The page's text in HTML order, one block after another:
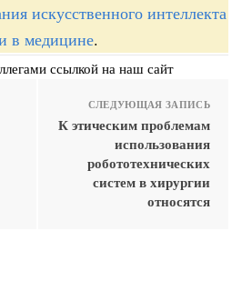
искусственного интеллекта
в медицине.
ссылкой на наш сайт
СЛЕДУЮЩАЯ ЗАПИСЬ
К этическим проблемам
использования
робототехнических
систем в хирургии
относятся